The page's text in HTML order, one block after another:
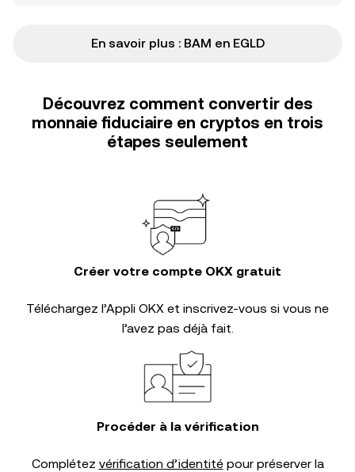
En savoir plus : BAM en EGLD
Découvrez comment convertir des
monnaie fiduciaire en cryptos en trois
étapes seulement
Créer votre compte OKX gratuit
Téléchargez l’Appli OKX et inscrivez-vous si vous ne
l’avez pas déjà fait.
Procéder à la vérification
Complétez vérification d’identitépour préserver la